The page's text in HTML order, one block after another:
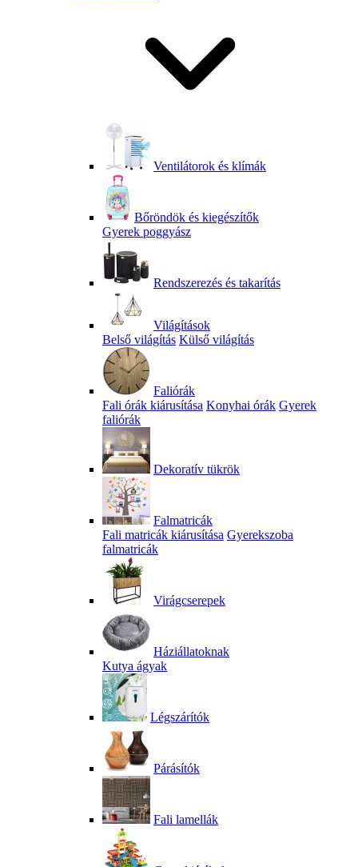
Ventilátorok és klímák
Bőröndök és kiegészítők
Gyerek poggyász
Rendszerezés és takarítás
Világítások
Belső világítás Külső világítás
Faliórák
Fali órák kiárusítása Konyhai órák Gyerek
faliórák
Dekoratív tükrök
Falmatricák
Fali matricák kiárusítása Gyerekszoba
falmatricák
Virágcserepek
Háziállatoknak
Kutya ágyak
Légszárítók
Párásítók
Fali lamellák